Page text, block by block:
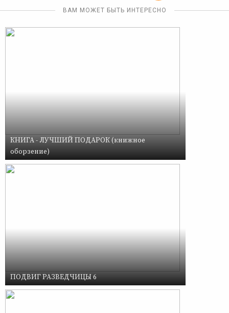
ВАМ МОЖЕТ БЫТЬ ИНТЕРЕСНО
КНИГА - ЛУЧШИЙ ПОДАРОК (книжное
оборзение)
ПОДВИГ РАЗВЕДЧИЦЫ 6